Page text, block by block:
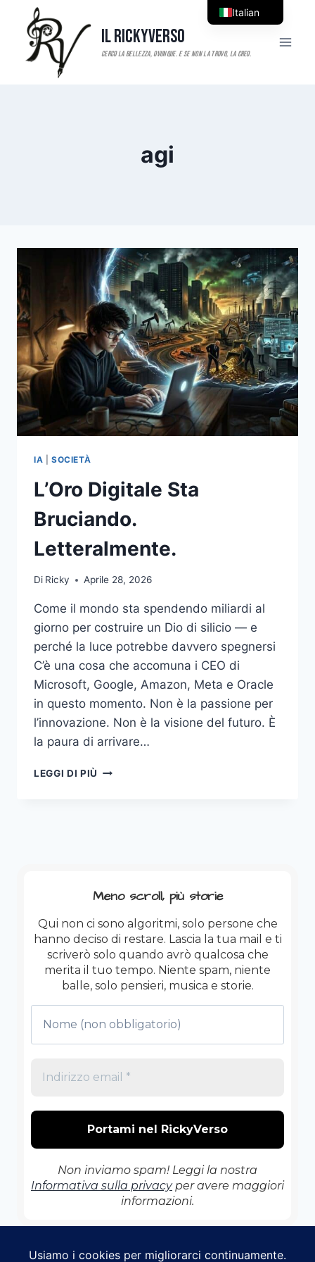
contenuto
Il RickyVerso
agi
IA SOCIETÀ
L’Oro Digitale Sta
Bruciando.
Letteralmente.
Di Ricky Aprile 28, 2026
Come il mondo sta spendendo miliardi al
giorno per costruire un Dio di silicio — e
perché la luce potrebbe davvero spegnersi
C’è una cosa che accomuna i CEO di
Microsoft, Google, Amazon, Meta e Oracle
in questo momento. Non è la passione per
l’innovazione. Non è la visione del futuro. È
la paura di arrivare…
LEGGI DI PIÙ L’ORO
Meno scroll, più storie
Qui non ci sono algoritmi, solo persone che
hanno deciso di restare. Lascia la tua mail e ti
scriverò solo quando avrò qualcosa che
merita il tuo tempo. Niente spam, niente
balle, solo pensieri, musica e storie.
Non inviamo spam! Leggi la nostra
Informativa sulla privacyper avere maggiori
informazioni.
Italian